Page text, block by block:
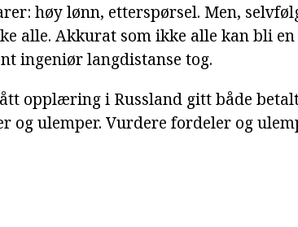
høy lønn, etterspørsel. Men,
alle. Akkurat som ikke alle kan bli en
ingeniør langdistanse tog.
opplæring i Russland gitt både
og ulemper. Vurdere fordeler og